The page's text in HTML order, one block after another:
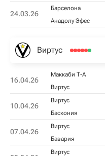
24.03.26
Барселона
Анадолу Эфес
Виртус
16.04.26
Маккаби Т-А
Виртус
10.04.26
Виртус
Баскония
07.04.26
Виртус
Бавария
Виртус